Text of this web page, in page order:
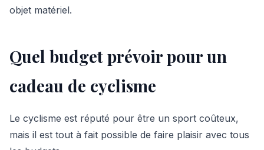
objet matériel.
Quel budget prévoir pour un
cadeau de cyclisme
Le cyclisme est réputé pour être un sport coûteux,
mais il est tout à fait possible de faire plaisir avec tous